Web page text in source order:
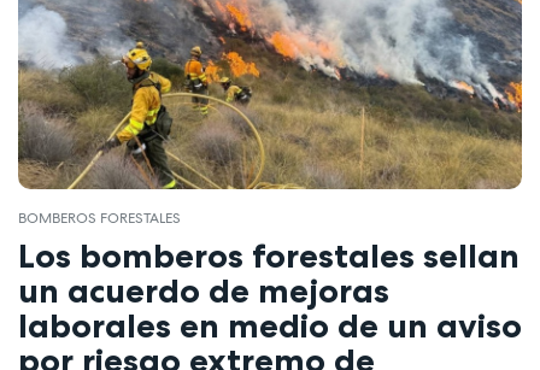
BOMBEROS FORESTALES
Los bomberos forestales sellan
un acuerdo de mejoras
laborales en medio de un aviso
por riesgo extremo de